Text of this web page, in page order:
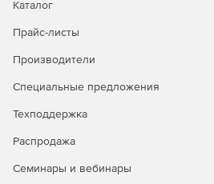
Каталог
Прайс-листы
Производители
Специальные предложения
Техподдержка
Распродажа
Семинары и вебинары